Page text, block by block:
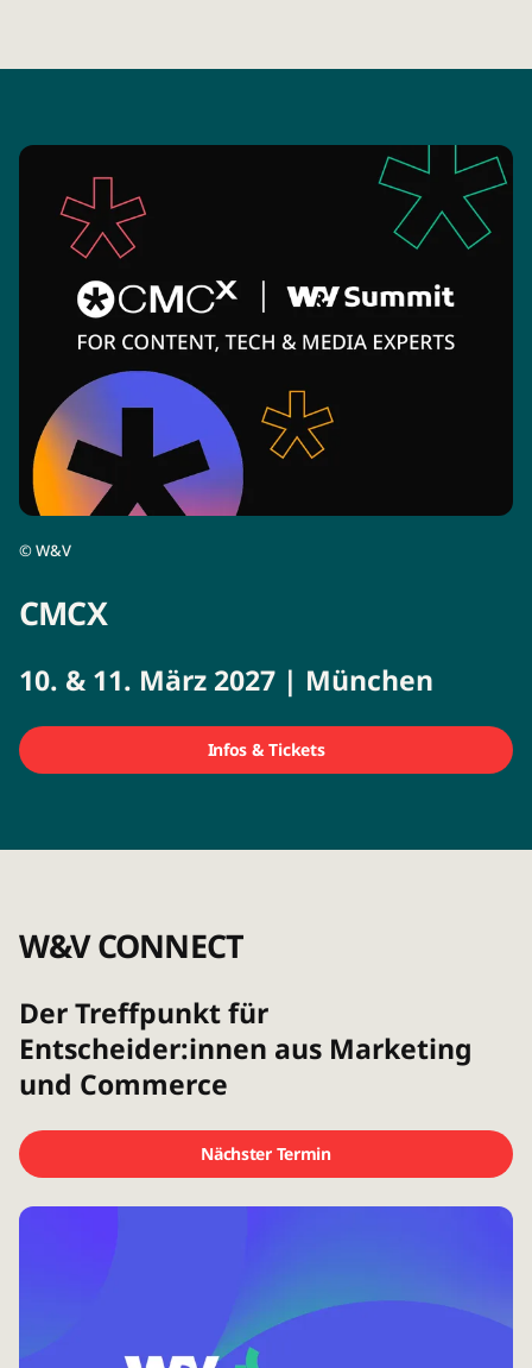
©W&V
CMCX
10. & 11. März 2027 | München
Infos & Tickets
W&V CONNECT
Der Treffpunkt für
Entscheider:innen aus Marketing
und Commerce
Nächster Termin